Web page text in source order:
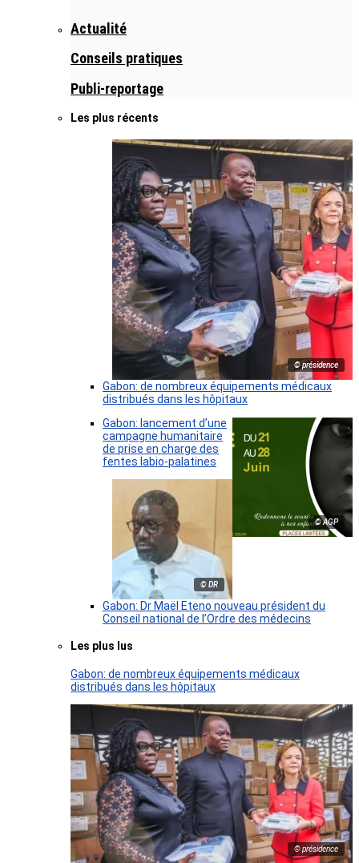
Actualité
Conseils pratiques
Publi-reportage
Les plus récents
© présidence
Gabon: de nombreux équipements médicaux
distribués dans les hôpitaux
© AGP
Gabon: lancement d’une
campagne humanitaire
de prise en charge des
fentes labio-palatines
© DR
Gabon: Dr Maël Eteno nouveau président du
Conseil national de l’Ordre des médecins
Les plus lus
Gabon: de nombreux équipements médicaux
distribués dans les hôpitaux
© présidence